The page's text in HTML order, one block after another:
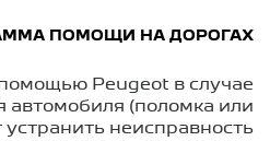
ПОМОЩИ НА ДОРОГАХ
Peugeot в случае
автомобиля (поломка или
неисправность